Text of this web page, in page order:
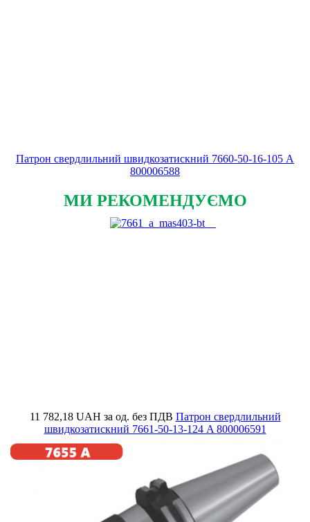
Патрон свердлильний швидкозатискний 7660-50-16-105 A
800006588
МИ РЕКОМЕНДУЄМО
11 782,18 UAH за од. без ПДВ Патрон свердлильний
швидкозатискний 7661-50-13-124 A 800006591